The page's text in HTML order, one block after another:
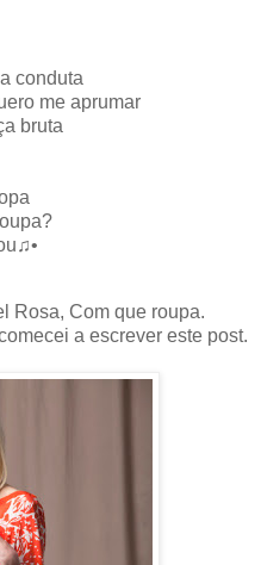
conduta
me aprumar
bruta
Rosa, Com que roupa.
a escrever este post.